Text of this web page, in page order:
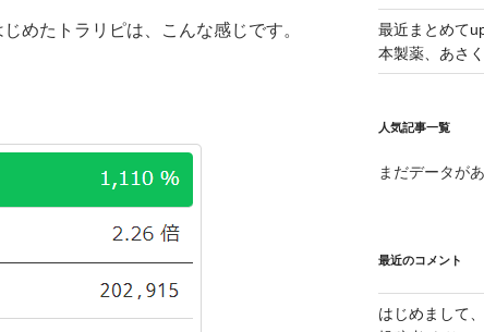
めたトラリピは、こんな感じです。
最近まとめて
本製薬、あさ
人気記事一覧
まだデータが
最近のコメント
はじめまして